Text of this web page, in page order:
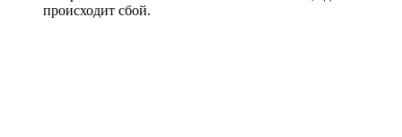
происходит сбой.